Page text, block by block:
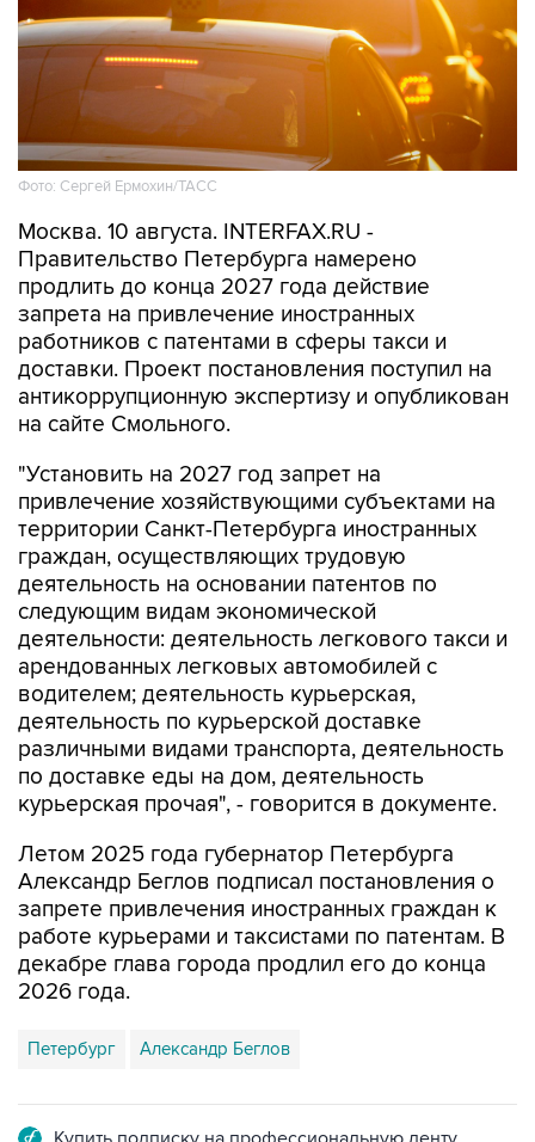
Фото: Сергей Ермохин/ТАСС
Москва. 10 августа. INTERFAX.RU -
Правительство Петербурга намерено
продлить до конца 2027 года действие
запрета на привлечение иностранных
работников с патентами в сферы такси и
доставки. Проект постановления поступил на
антикоррупционную экспертизу и опубликован
на сайте Смольного.
"Установить на 2027 год запрет на
привлечение хозяйствующими субъектами на
территории Санкт-Петербурга иностранных
граждан, осуществляющих трудовую
деятельность на основании патентов по
следующим видам экономической
деятельности: деятельность легкового такси и
арендованных легковых автомобилей с
водителем; деятельность курьерская,
деятельность по курьерской доставке
различными видами транспорта, деятельность
по доставке еды на дом, деятельность
курьерская прочая", - говорится в документе.
Летом 2025 года губернатор Петербурга
Александр Беглов подписал постановления о
запрете привлечения иностранных граждан к
работе курьерами и таксистами по патентам. В
декабре глава города продлил его до конца
2026 года.
Петербург Александр Беглов